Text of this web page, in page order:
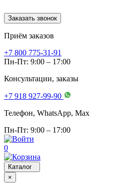
Заказать звонок
Приём заказов
+7 800 775-31-91
Пн-Пт: 9:00 – 17:00
Консультации, заказы
+7 918 927-99-90
Телефон, WhatsApp, Мах
Пн-Пт: 9:00 – 17:00
0
Каталог
×